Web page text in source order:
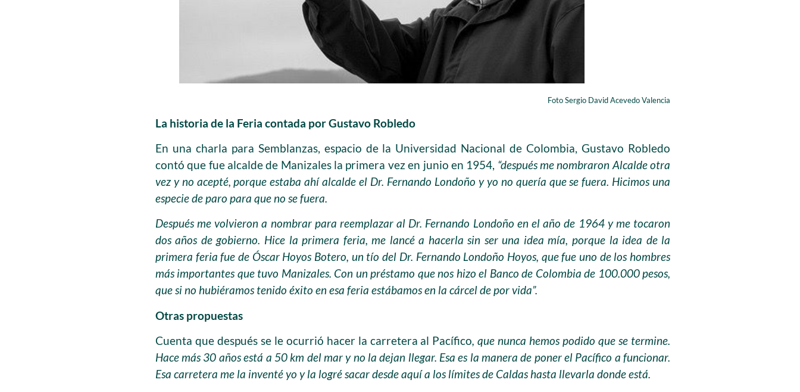
Foto Sergio David Acevedo Valencia
La historia de la Feria contada por Gustavo Robledo
En una charla para Semblanzas, espacio de la Universidad Nacional de Colombia, Gustavo Robledo
contó que fue alcalde de Manizales la primera vez en junio en 1954, “después me nombraron Alcalde otra
vez y no acepté, porque estaba ahí alcalde el Dr. Fernando Londoño y yo no quería que se fuera. Hicimos una
especie de paro para que no se fuera.
Después me volvieron a nombrar para reemplazar al Dr. Fernando Londoño en el año de 1964 y me tocaron
dos años de gobierno. Hice la primera feria, me lancé a hacerla sin ser una idea mía, porque la idea de la
primera feria fue de Óscar Hoyos Botero, un tío del Dr. Fernando Londoño Hoyos, que fue uno de los hombres
más importantes que tuvo Manizales. Con un préstamo que nos hizo el Banco de Colombia de 100.000 pesos,
que si no hubiéramos tenido éxito en esa feria estábamos en la cárcel de por vida”.
Otras propuestas
Cuenta que después se le ocurrió hacer la carretera al Pacífico, que nunca hemos podido que se termine.
Hace más 30 años está a 50 km del mar y no la dejan llegar. Esa es la manera de poner el Pacífico a funcionar.
Esa carretera me la inventé yo y la logré sacar desde aquí a los límites de Caldas hasta llevarla donde está.